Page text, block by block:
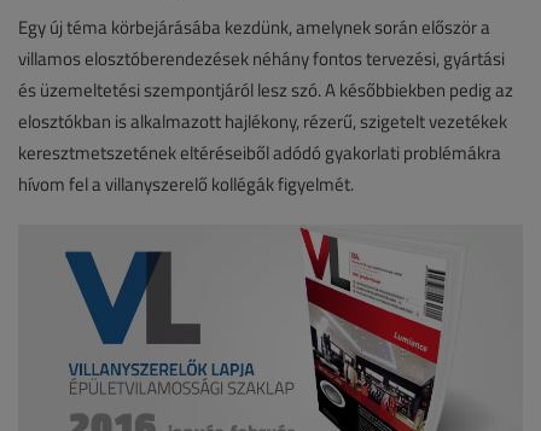
Egy új téma körbejárásába kezdünk, amelynek során először a
villamos elosztóberendezések néhány fontos tervezési, gyártási
és üzemeltetési szempontjáról lesz szó. A későbbiekben pedig az
elosztókban is alkalmazott hajlékony, rézerű, szigetelt vezetékek
keresztmetszetének eltéréseiből adódó gyakorlati problémákra
hívom fel a villanyszerelő kollégák figyelmét.